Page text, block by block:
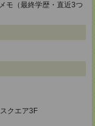
モ（最終学歴・直近3つ
クエア3F